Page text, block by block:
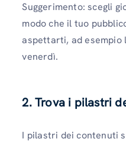
Suggerimento: scegli
modo che il tuo
aspettarti, ad esempio
venerdì.
2. Trova i pilastri
I pilastri dei contenuti